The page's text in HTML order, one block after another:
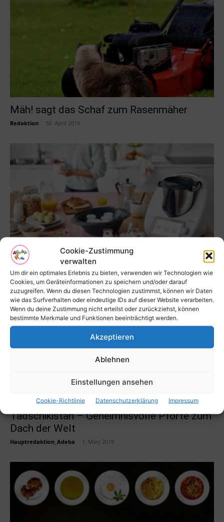
Cookie-Zustimmung
verwalten
Um dir ein optimales Erlebnis zu bieten, verwenden wir Technologien wie
Cookies, um Geräteinformationen zu speichern und/oder darauf
zuzugreifen. Wenn du diesen Technologien zustimmst, können wir Daten
wie das Surfverhalten oder eindeutige IDs auf dieser Website verarbeiten.
Wenn du deine Zustimmung nicht erteilst oder zurückziehst, können
bestimmte Merkmale und Funktionen beeinträchtigt werden.
Akzeptieren
Ablehnen
Einstellungen ansehen
Cookie-Richtlinie Datenschutzerklärung Impressum
Mäh! sagt das Schaf zum Rasenmäher
Redaktion 30. April 2019
Der neue Thermomix TM6 bringt Frauen
zum Kochen
Redaktion - 7. Dezember 2020
Tadschikistan – Geheimnisvolle Pforte zum
Dach der Welt
Hauptredaktion_Adeba 1. März 2019